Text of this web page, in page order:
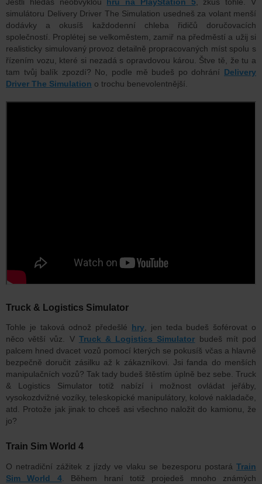
simulátoru Delivery Driver The Simulation usedneš za volant menší
dodávky a okusíš každodenní chleba řidičů doručovacích
společností. Proplétej se velkoměstem, zamiř na předměstí a užij si
realisticky simulovaný provoz detailně propracovaných míst spolu s
řízením vozu, které si nezadá s opravdovou károu. Štve tě, že tu a
tam tvůj balík zpozdí? No, podle mě budeš po dohrání Delivery
Driver The Simulation o trochu benevolentnější.
Truck & Logistics Simulator
Tohle je taková odnož předešlé hry , jen teda budeš šoférovat o
něco větší vůz. V Truck & Logistics Simulator budeš mít pod
palcem hned dvacet vozů pomocí kterých se pokusíš včas a hlavně
bezpečně doručit zásilku až k zákazníkovi. Jsi fanda do menších
manipulačních vozů? Tak tady budeš štěstím úplně bez sebe. Truck
& Logistics Simulator totiž nabízí i možnost ovládat jeřáby,
vysokozdvižné vozíky, teleskopické manipulátory, kolové nakladače,
atd. Protože jak jinak to chceš asi všechno naložit do kamionu, že
jo?
Train Sim World 4
O netradiční zážitek z jízdy ve vlaku se bezesporu postará Train
Sim World 4. Během hraní totiž projedeš mnoho známých